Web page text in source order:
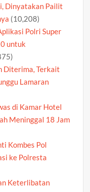
Dinyatakan Pailit
(10,208)
Polri Super
untuk
Diterima, Terkait
Lamaran
di Kamar Hotel
Meninggal 18 Jam
Kombes Pol
ke Polresta
Keterlibatan